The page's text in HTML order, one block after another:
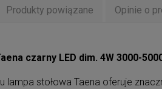
Produkty powiązane Opinie o
czarny LED dim. 4W 3000-
lampa stołowa Taena oferuje